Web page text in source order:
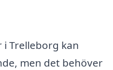
Trelleborg kan
men det behöver